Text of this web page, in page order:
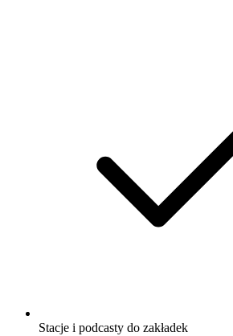
Stacje i podcasty do zakładek